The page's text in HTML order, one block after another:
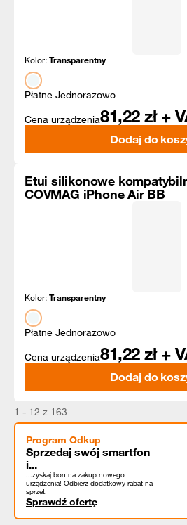
Kolor:Transparentny
Płatne Jednorazowo
Cena urządzenia81,22 zł +
Dodaj do
Etui silikonowe
COVMAG iPhone Air BB
Kolor:Transparentny
Płatne Jednorazowo
Cena urządzenia81,22 zł +
Dodaj do
1 - 12 z 163
Program Odkup
Sprzedaj swój smartfon
i...
...zyskaj bon na zakup nowego
urządzenia! Odbierz dodatkowy rabat na
sprzęt.
Sprawdź ofertę